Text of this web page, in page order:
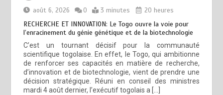
août 6, 2026
0 3 minutes 20 heures
RECHERCHE ET INNOVATION: Le Togo ouvre la voie pour
l’enracinement du génie génétique et de la biotechnologie
C’est un tournant décisif pour la communauté
scientifique togolaise. En effet, le Togo, qui ambitionne
de renforcer ses capacités en matière de recherche,
d’innovation et de biotechnologie, vient de prendre une
décision stratégique. Réuni en conseil des ministres
mardi 4 août dernier, l’exécutif togolais a […]